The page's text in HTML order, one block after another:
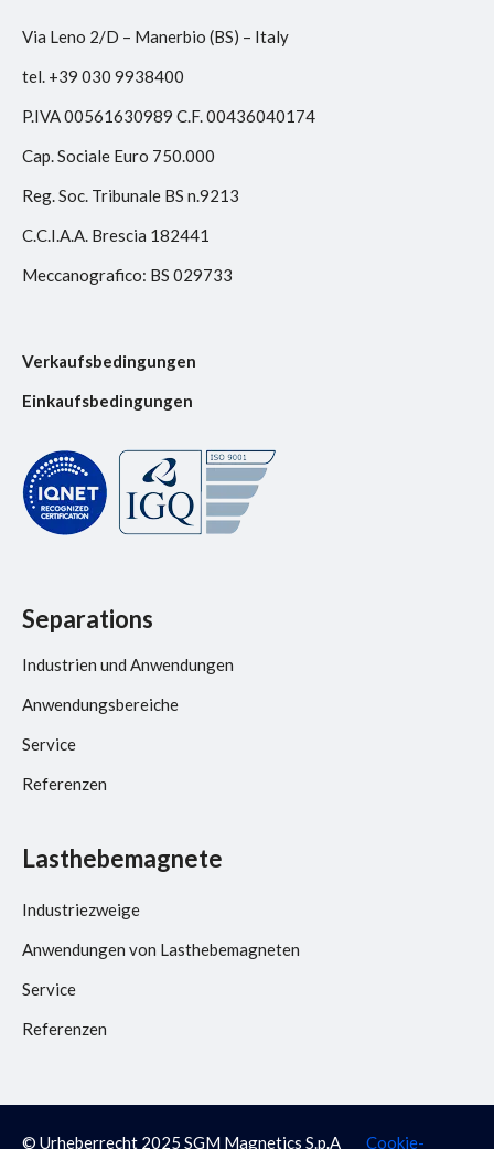
Via Leno 2/D – Manerbio (BS) – Italy
tel. +39 030 9938400
P.IVA 00561630989 C.F. 00436040174
Cap. Sociale Euro 750.000
Reg. Soc. Tribunale BS n.9213
C.C.I.A.A. Brescia 182441
Meccanografico: BS 029733
Verkaufsbedingungen
Einkaufsbedingungen
Separations
Industrien und Anwendungen
Anwendungsbereiche
Service
Referenzen
Lasthebemagnete
Industriezweige
Anwendungen von Lasthebemagneten
Service
Referenzen
© Urheberrecht 2025 SGM Magnetics S.p.A Cookie-